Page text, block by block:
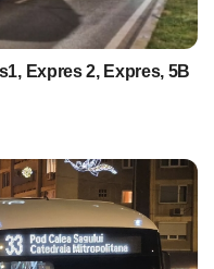
Expres 2, Expres, 5B